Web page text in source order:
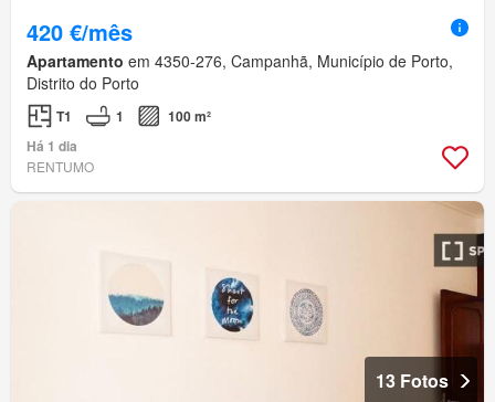
420 €/mês
Apartamento em 4350-276, Campanhã, Município de Porto,
Distrito do Porto
T1 1
100 m²
Há 1 dia
RENTUMO
13 Fotos